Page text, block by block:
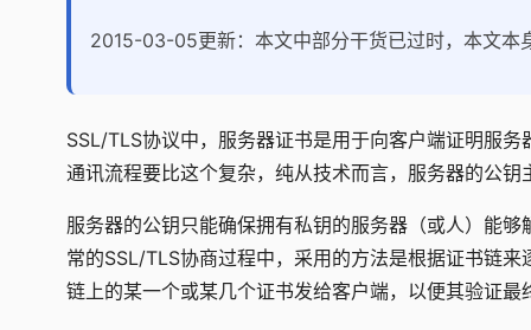
2015-03-05更新：本文中部分干货已过时，本文本
SSL/TLS协议中，服务器证书是用于向客户端证明服
通讯流程要比这个复杂，纯从技术而言，服务器的公钥
服务器的公钥只能确保拥有私钥的服务器（或人）能
常的SSL/TLS协商过程中，采用的方法是根据证书链
链上的某一个或某几个证书发给客户端，以便其验证